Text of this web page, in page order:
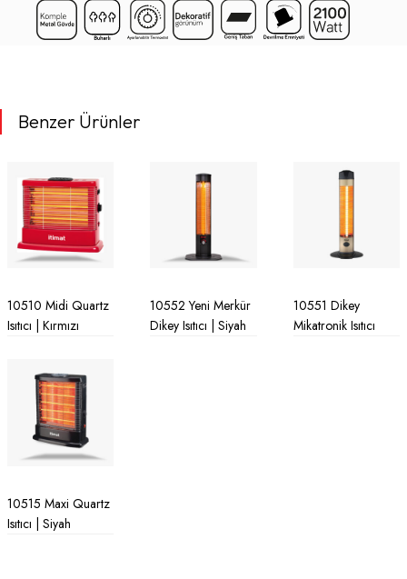
Benzer Ürünler
10510 Midi Quartz
Isıtıcı | Kırmızı
10552 Yeni Merkür
Dikey Isıtıcı | Siyah
10551 Dikey
Mikatronik Isıtıcı
10515 Maxi Quartz
Isıtıcı | Siyah